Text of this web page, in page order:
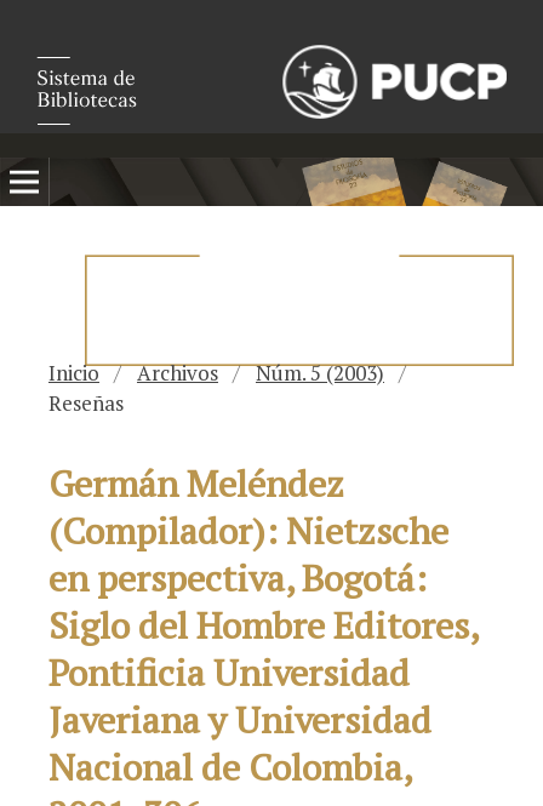
Inicio / Archivos / Núm. 5 (2003) /
Reseñas
Germán Meléndez
(Compilador): Nietzsche
en perspectiva, Bogotá:
Siglo del Hombre Editores,
Pontificia Universidad
Javeriana y Universidad
Nacional de Colombia,